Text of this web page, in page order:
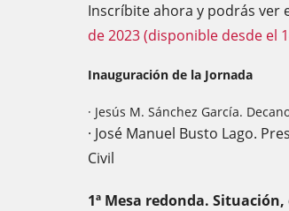
Inscríbite ahora y podrás ver
de 2023 (disponible desde el
Inauguración de la Jornada
· Jesús M. Sánchez García.
· José Manuel Busto Lago.
Civil
1ª Mesa redonda.